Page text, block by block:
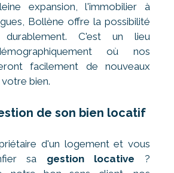
expansion, l'immobilier à
Bollène offre la possibilité
C'est un lieu
où nos
facilement de nouveaux
bien.
de son bien locatif
d'un logement et vous
sa gestion locative ?